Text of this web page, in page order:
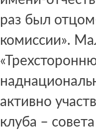
раз был
комиссии».
активно
клуба –